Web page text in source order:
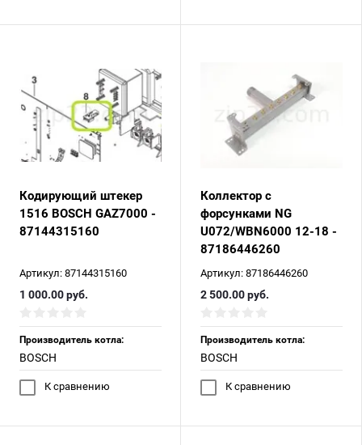
Кодирующий штекер
1516 BOSCH GAZ7000 -
87144315160
Артикул: 87144315160
1 000.00руб.
Производитель котла:
BOSCH
К сравнению
Коллектор с
форсунками NG
U072/WBN6000 12-18 -
87186446260
Артикул: 87186446260
2 500.00руб.
Производитель котла:
BOSCH
К сравнению